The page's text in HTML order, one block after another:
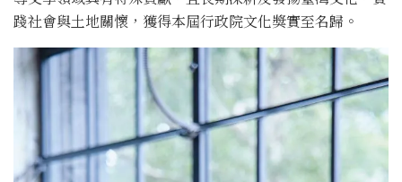
踐社會與土地關懷，獲得本屆行政院文化獎實至名歸。